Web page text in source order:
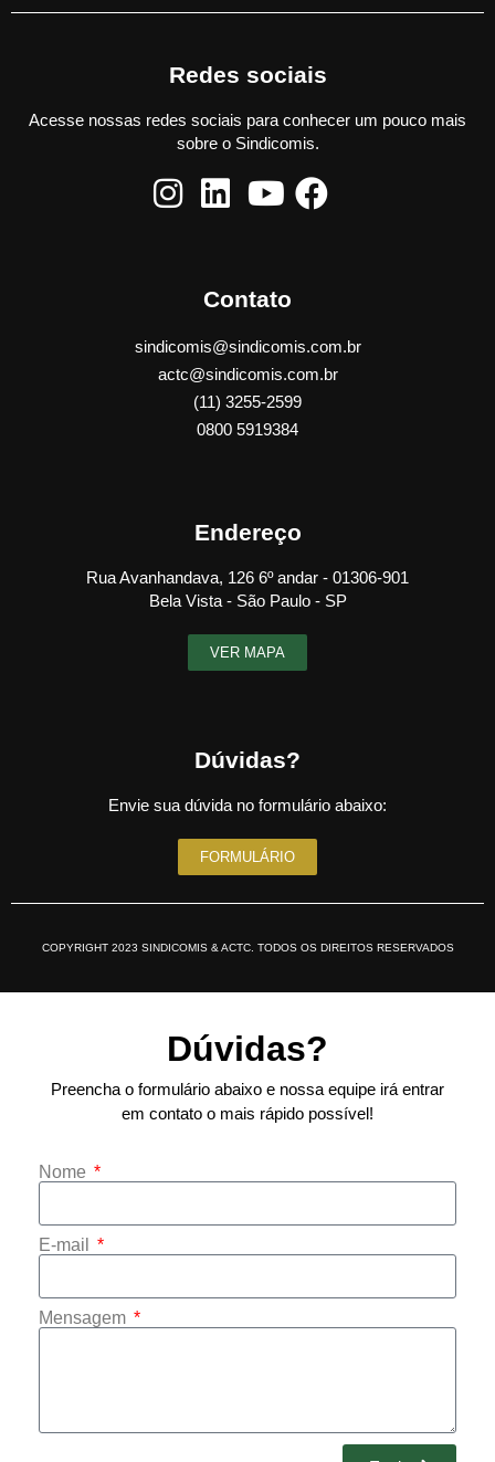
Redes sociais
Acesse nossas redes sociais para conhecer um pouco mais
sobre o Sindicomis.
Contato
sindicomis@sindicomis.com.br
actc@sindicomis.com.br
(11) 3255-2599
0800 5919384
Endereço
Rua Avanhandava, 126 6º andar - 01306-901
Bela Vista - São Paulo - SP
VER MAPA
Dúvidas?
Envie sua dúvida no formulário abaixo:
FORMULÁRIO
COPYRIGHT 2023 SINDICOMIS & ACTC. TODOS OS DIREITOS RESERVADOS
Dúvidas?
Preencha o formulário abaixo e nossa equipe irá entrar
em contato o mais rápido possível!
Nome
E-mail
Mensagem